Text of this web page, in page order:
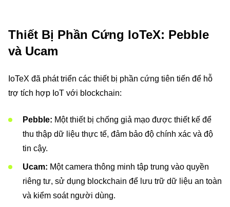
Thiết Bị Phần Cứng IoTeX: Pebble
và Ucam
IoTeX đã phát triển các thiết bị phần cứng tiên tiến để hỗ
trợ tích hợp IoT với blockchain:
Pebble: Một thiết bị chống giả mạo được thiết kế để
thu thập dữ liệu thực tế, đảm bảo độ chính xác và độ
tin cậy.
Ucam: Một camera thông minh tập trung vào quyền
riêng tư, sử dụng blockchain để lưu trữ dữ liệu an toàn
và kiểm soát người dùng.